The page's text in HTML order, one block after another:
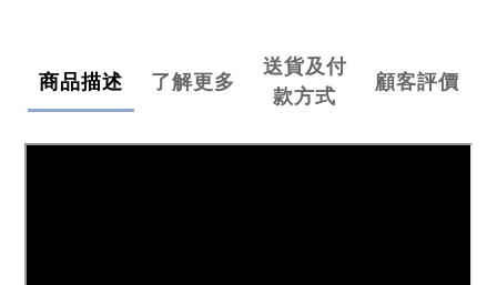
商品描述 了解更多
送貨及付
款方式
顧客評價